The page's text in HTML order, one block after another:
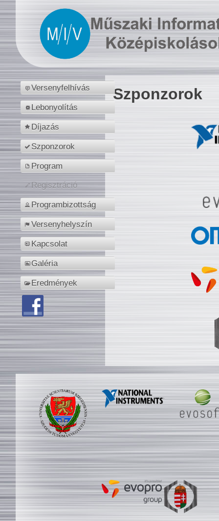
Versenyfelhívás
Lebonyolítás
Díjazás
Szponzorok
Program
Regisztráció
Programbizottság
Versenyhelyszín
Kapcsolat
Galéria
Eredmények
Szponzorok